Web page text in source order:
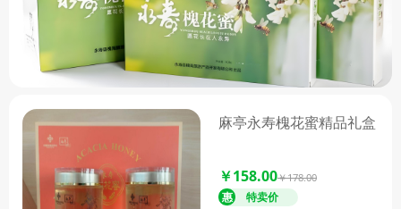
麻亭永寿槐花蜜精品礼盒
￥158.00￥178.00